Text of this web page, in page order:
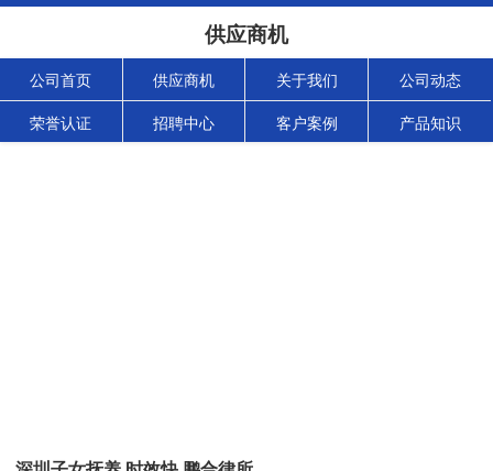
供应商机
公司首页 供应商机 关于我们 公司动态
荣誉认证 招聘中心 客户案例 产品知识